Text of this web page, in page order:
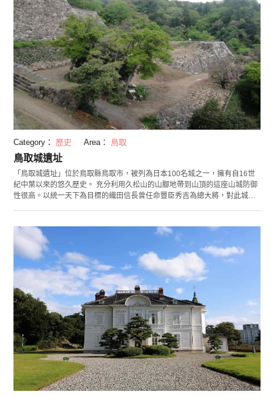
Category： 歷史 Area： 鳥取
鳥取城遺址
「鳥取城遺址」位於鳥取縣鳥取市，被列為日本100名城之一，擁有自16世
紀中葉以來的悠久歷史。 充分利用久松山的山腳地帶到山頂的這座山城防御
性很高。以統一天下為目標的織田信長曾任命豐臣秀吉為總大將，對此城二
當時被攻掠的毛利方的城主──吉川經家的雕像。 從山頂可以一眼望盡鳥取
市街道，甚至可以望見鳥取砂丘的良好視野也是此城值得一看之處。周邊一
帶整建作為「久松公園」，「鳥取縣立博物館」與「鳥取市歷史博物館」等
也在附近。